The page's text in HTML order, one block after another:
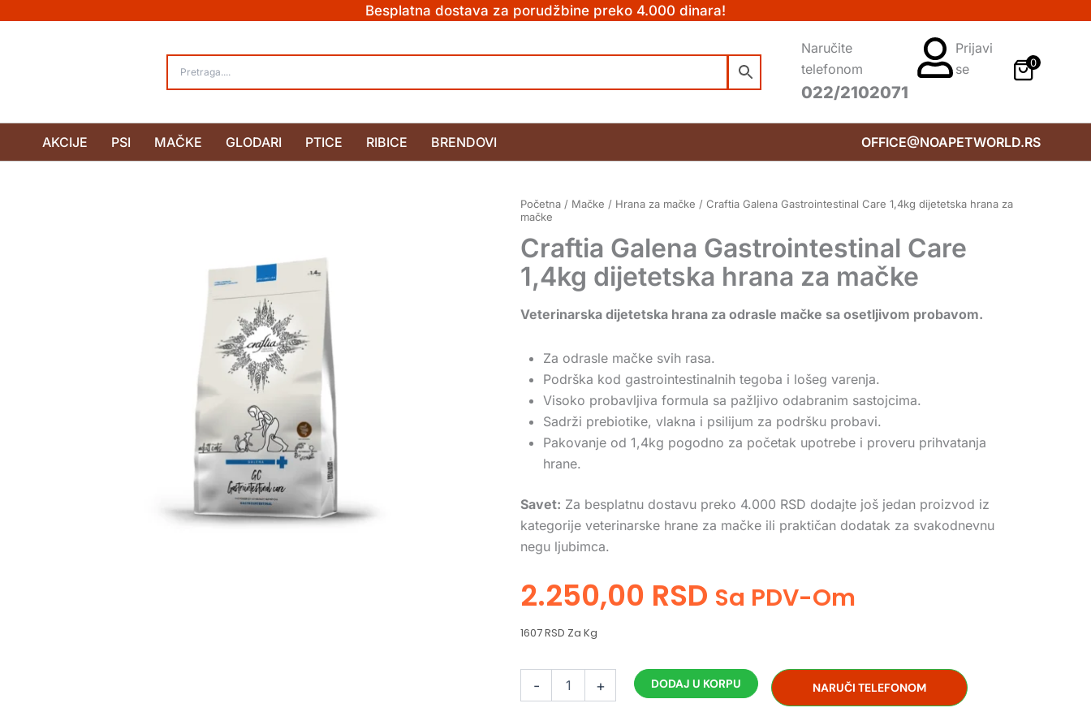
Besplatna dostava za porudžbine preko 4.000 dinara!
Naručite
telefonom
022/2102071
Prijavi
se
0
AKCIJE PSI MAČKE GLODARI PTICE RIBICE BRENDOVI OFFICE@NOAPETWORLD.RS
Početna / Mačke / Hrana za mačke / Craftia Galena Gastrointestinal Care 1,4kg dijetetska hrana za
mačke
Craftia Galena Gastrointestinal Care
1,4kg dijetetska hrana za mačke
Veterinarska dijetetska hrana za odrasle mačke sa osetljivom probavom.
Za odrasle mačke svih rasa.
Podrška kod gastrointestinalnih tegoba i lošeg varenja.
Visoko probavljiva formula sa pažljivo odabranim sastojcima.
Sadrži prebiotike, vlakna i psilijum za podršku probavi.
Pakovanje od 1,4kg pogodno za početak upotrebe i proveru prihvatanja
hrane.
Savet: Za besplatnu dostavu preko 4.000 RSD dodajte još jedan proizvod iz
kategorije veterinarske hrane za mačke ili praktičan dodatak za svakodnevnu
negu ljubimca.
2.250,00 RSD Sa PDV-Om
1607 RSD Za Kg
-
Galena
+ DODAJ U KORPU NARUČI TELEFONOM